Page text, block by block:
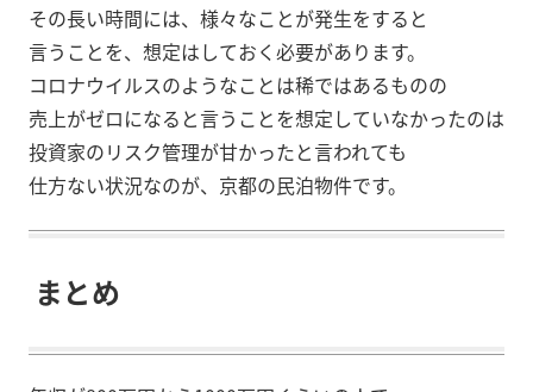
その長い時間には、様々なことが発生をすると
言うことを、想定はしておく必要があります。
コロナウイルスのようなことは稀ではあるものの
売上がゼロになると言うことを想定していなかったのは
投資家のリスク管理が甘かったと言われても
仕方ない状況なのが、京都の民泊物件です。
まとめ